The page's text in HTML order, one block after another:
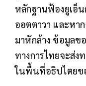
หลักฐานฟ้องยูเอ็
ออตตาวา และหา
มาหักล้าง ข้อมูลข
ทางการไทยจะส่ง
ในพื้นที่อธิปไตยข